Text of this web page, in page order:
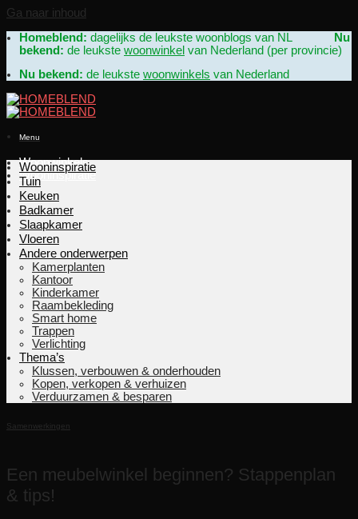
Ga naar inhoud
Homeblend: dagelijks de leukste woonblogs van NL Nu
bekend: de leukste woonwinkel van Nederland (per provincie)
Nu bekend: de leukste woonwinkels van Nederland
Menu
Woonwinkels
Wooninspiratie
Wooninspiratie
Tuin
Keuken
Badkamer
Slaapkamer
Vloeren
Andere onderwerpen
Kamerplanten
Kantoor
Kinderkamer
Raambekleding
Smart home
Trappen
Verlichting
Thema’s
Klussen, verbouwen & onderhouden
Kopen, verkopen & verhuizen
Verduurzamen & besparen
Samenwerkingen
Een meubelwinkel beginnen? Stappenplan
& tips!